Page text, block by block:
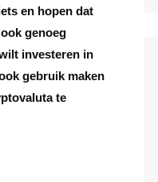
en hopen dat
genoeg
investeren in
gebruik maken
te